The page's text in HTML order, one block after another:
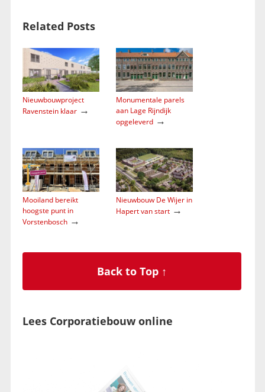
Related Posts
Nieuwbouwproject
Ravenstein klaar→
Monumentale parels
aan Lage Rijndijk
opgeleverd→
Mooiland bereikt
hoogste punt in
Vorstenbosch→
Nieuwbouw De Wijer in
Hapert van start→
Back to Top ↑
Lees Corporatiebouw online